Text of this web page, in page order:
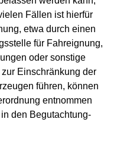
Fällen ist hierfür
etwa durch einen
für Fahreignung,
oder sonstige
Einschränkung der
führen, können
entnommen
den Begutachtung-